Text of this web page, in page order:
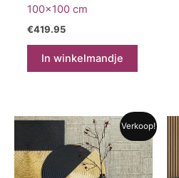
100×100 cm
€419.95
In winkelmandje
Verkoop!